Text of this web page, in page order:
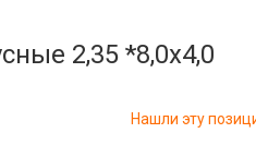
2,35 *8,0х4,0
Нашли эту